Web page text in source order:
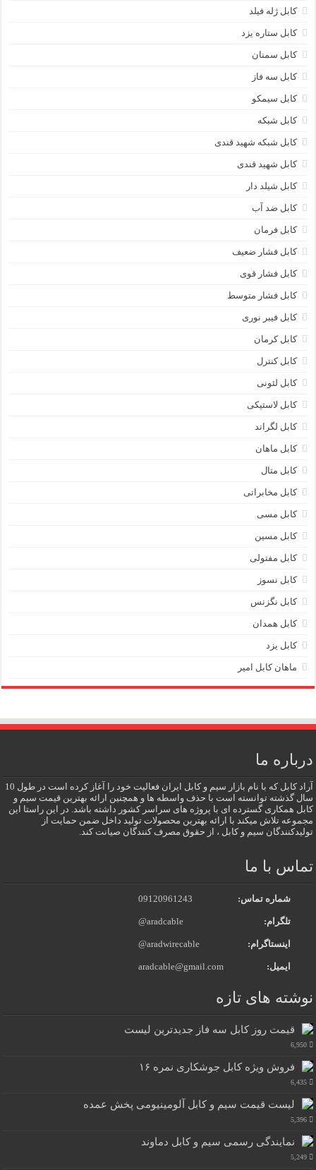
کابل ژله فیلد
کابل ستاره یزد
کابل سمنان
کابل سه فاز
کابل سیمکو
کابل شبکه
کابل شبکه شهید قندی
کابل شهید قندی
کابل شیلد دار
کابل ضد آب
کابل فرمان
کابل فشار ضعیف
کابل فشار قوی
کابل فشار متوسط
کابل فیبر نوری
کابل کرمان
کابل کنترل
کابل لئونی
کابل لاستیکی
کابل لگراند
کابل ماهان
کابل متال
کابل مخابراتی
کابل مسی
کابل مسین
کابل مفتولی
کابل نسوز
کابل نگزنس
کابل همدان
کابل یزد
ماهان کابل امیر
درباره ما
آراد کابل که با نام بازار سیم و کابل ایران فعالیت خود را آغاز کرده است در طول 10
سال گذشته توانسته است با حذف واسطه ها و همچنین ارائه بهترین قیمت سیم و
کابل همکاری گسترده ای با پروژه های سراسر کشور داشته باشد. در این راستا این
مجموعه تلاش میکند با ارائه بهترین محصولات تولید داخل ضمن حمایت از
تولیدکنندگان سیم و کابل ، از حقوق مصرف کنندگان صیانت کند.
تماس با ما
شماره تماس: 09120961243
تلگرام: @aradcable
اینستاگرام: @aradwirecable
ایمیل: aradcable@gmail.com
نوشته های تازه
قیمت روز کابل سه فاز جدیدترین لیست
6,950
فروش ویژه کابل جوشکاری نمره ۱۶
6,435
لیست قیمت سیم و کابل آلومینیومی پخش عمده
5,396
نمایندگی رسمی سیم و کابل دماوند
5,249